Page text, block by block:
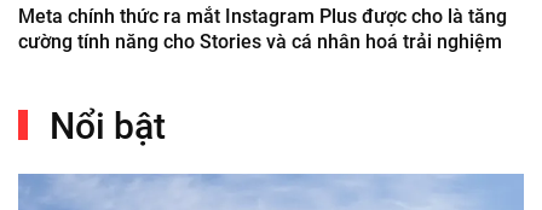
Meta chính thức ra mắt Instagram Plus được cho là tăng
cường tính năng cho Stories và cá nhân hoá trải nghiệm
Nổi bật